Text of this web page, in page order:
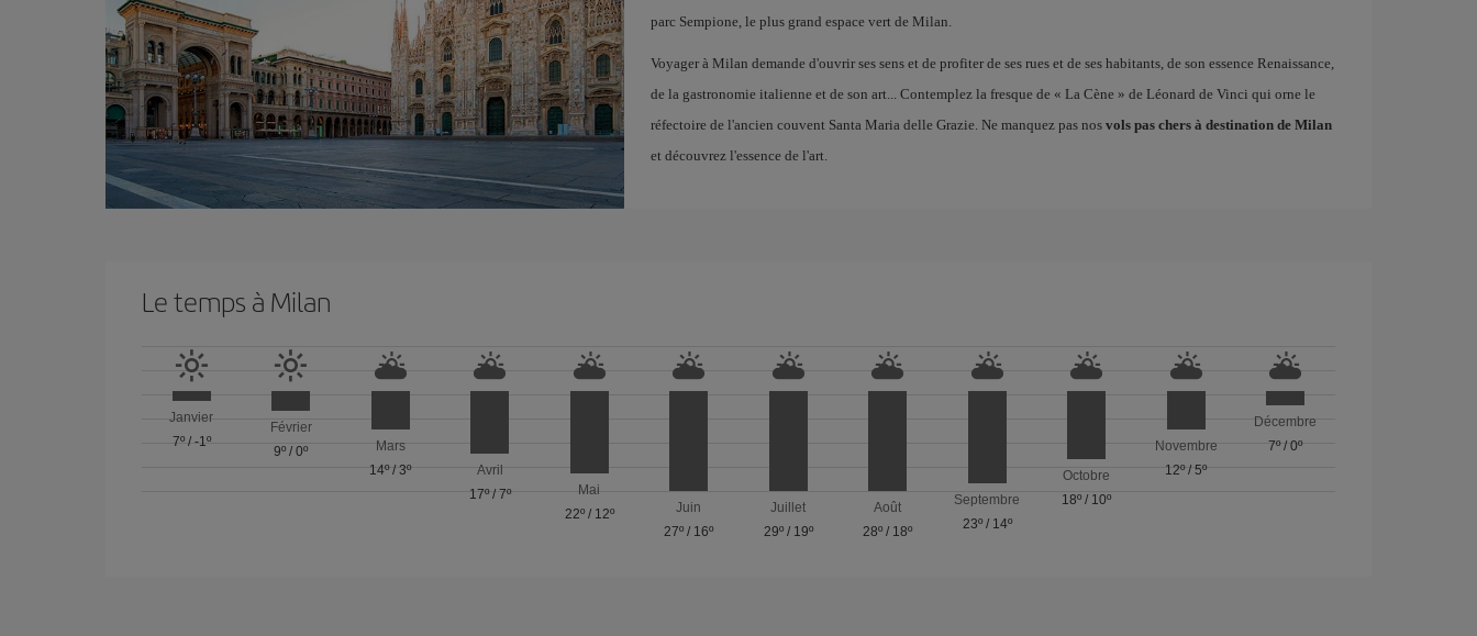
parc Sempione, le plus grand espace vert de Milan.
Voyager à Milan demande d'ouvrir ses sens et de profiter de ses rues et de ses habitants, de son essence Renaissance,
de la gastronomie italienne et de son art... Contemplez la fresque de « La Cène » de Léonard de Vinci qui orne le
réfectoire de l'ancien couvent Santa Maria delle Grazie. Ne manquez pas nos vols pas chers à destination de Milan
et découvrez l'essence de l'art.
Le temps à Milan
Janvier
7º/ -1º
Février
9º /0º
Mars
14º/3º
Avril
17º/ 7º
Mai
22º/ 12º
Juin
27º / 16º
Juillet
29º/ 19º
Août
28º / 18º
Septembre
23º/ 14º
Octobre
18º / 10º
Novembre
12º/5º
Décembre
7º/0º